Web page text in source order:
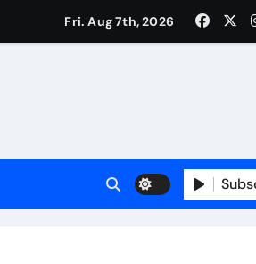
Fri. Aug 7th, 2026